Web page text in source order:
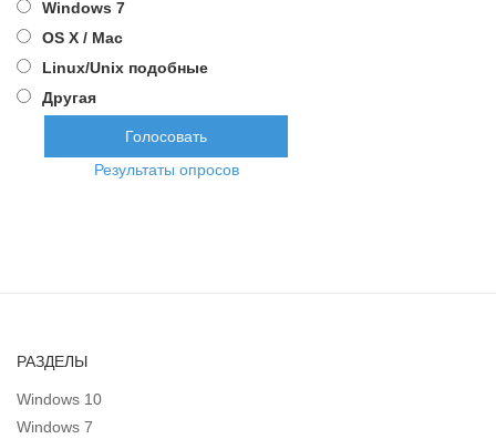
Windows 7
OS X / Mac
Linux/Unix подобные
Другая
Результаты опросов
РАЗДЕЛЫ
Windows 10
Windows 7